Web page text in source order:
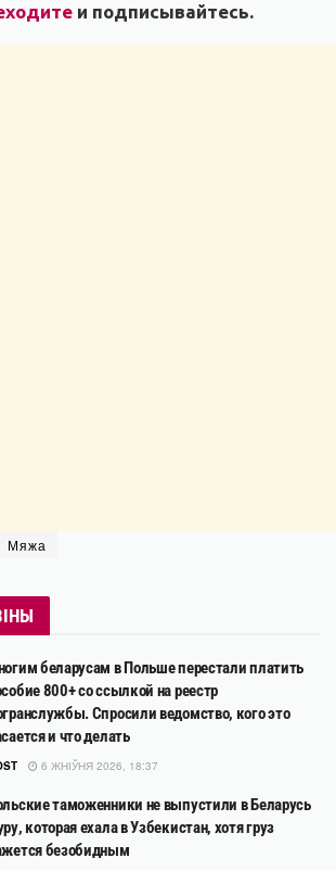
и подписывайтесь.
Мяжа
беларусам в Польше перестали платить
800+ со ссылкой на реестр
Спросили ведомство, кого это
и что делать
6 ЖНІЎНЯ 2026, 18:37
таможенники не выпустили в Беларусь
которая ехала в Узбекистан, хотя груз
безобидным